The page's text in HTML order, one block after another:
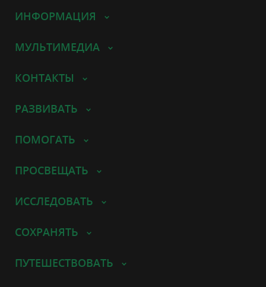
ИНФОРМАЦИЯ
МУЛЬТИМЕДИА
КОНТАКТЫ
РАЗВИВАТЬ
ПОМОГАТЬ
ПРОСВЕЩАТЬ
ИССЛЕДОВАТЬ
СОХРАНЯТЬ
ПУТЕШЕСТВОВАТЬ